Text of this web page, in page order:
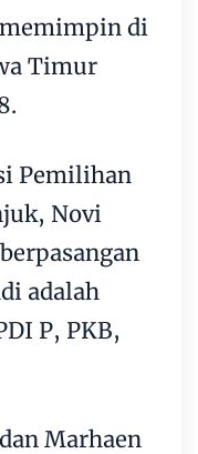
di
Timur
Pemilihan
Novi
adalah
P, PKB,
Marhaen